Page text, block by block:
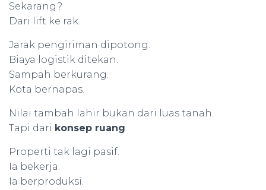
Sekarang?
Dari lift ke rak.
Jarak pengiriman dipotong.
Biaya logistik ditekan.
Sampah berkurang.
Kota bernapas.
Nilai tambah lahir bukan dari luas tanah.
Tapi dari konsep ruang.
Properti tak lagi pasif.
Ia bekerja.
Ia berproduksi.